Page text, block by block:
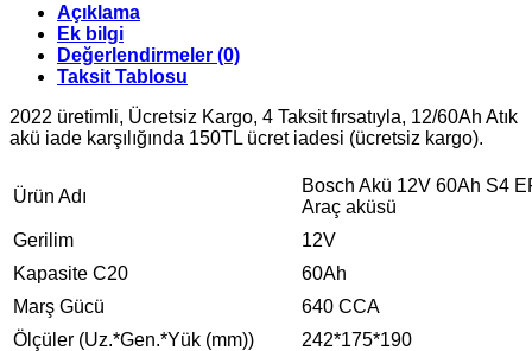
Açıklama
Ek bilgi
Değerlendirmeler (0)
Taksit Tablosu
2022 üretimli, Ücretsiz Kargo, 4 Taksit fırsatıyla, 12/60Ah Atık
akü iade karşılığında 150TL ücret iadesi (ücretsiz kargo).
Ürün Adı
Bosch Akü 12V 60Ah S4
Araç aküsü
Gerilim
12V
Kapasite C20
60Ah
Marş Gücü
640 CCA
Ölçüler (Uz.*Gen.*Yük (mm))
242*175*190